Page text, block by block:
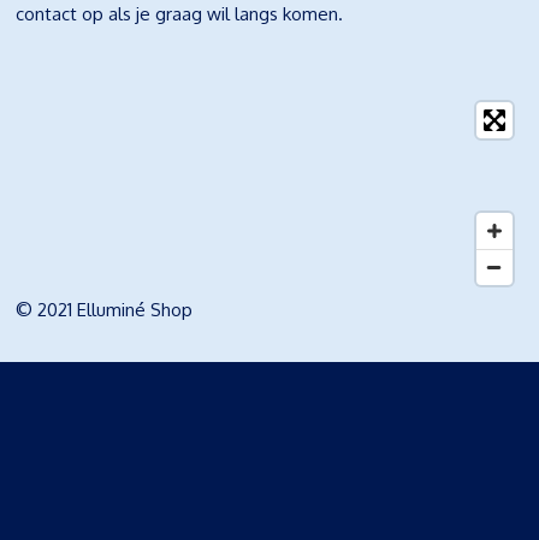
contact op als je graag wil langs komen.
© 2021 Elluminé Shop